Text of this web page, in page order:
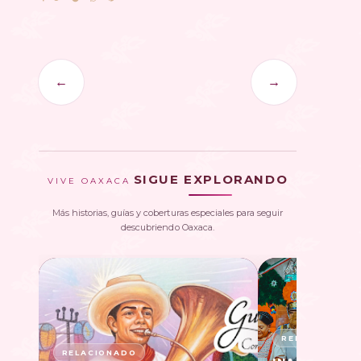
← →
VIVE OAXACA SIGUE EXPLORANDO
Más historias, guías y coberturas especiales para seguir
descubriendo Oaxaca.